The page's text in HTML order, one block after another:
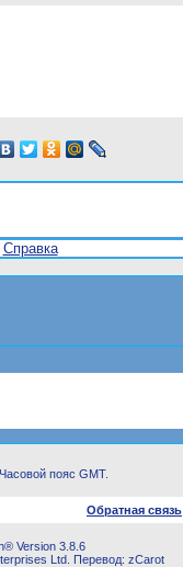
Справка
пояс GMT.
Обратная связь
Version 3.8.6
Ltd. Перевод: zCarot